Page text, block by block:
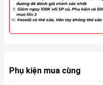
Phụ kiện mua cùng